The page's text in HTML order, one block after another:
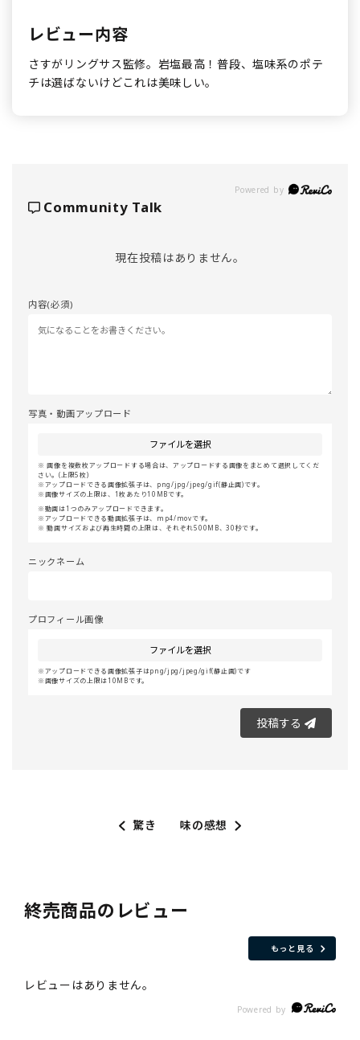
レビュー内容
さすがリングサス監修。岩塩最高！普段、塩味系のポテ
チは選ばないけどこれは美味しい。
Powered by
Community Talk
現在投稿はありません。
内容(必須)
写真・動画アップロード
ファイルを選択
画像を複数枚アップロードする場合は、アップロードする画像をまとめて選択してくだ
さい。(上限5枚)
アップロードできる画像拡張子は、png/jpg/jpeg/gif(静止画)です。
画像サイズの上限は、1枚あたり10MBです。
動画は1つのみアップロードできます。
アップロードできる動画拡張子は、mp4/movです。
動画サイズおよび再生時間の上限は、それぞれ500MB、30秒です。
ニックネーム
プロフィール画像
ファイルを選択
アップロードできる画像拡張子はpng/jpg/jpeg/gif(静止画)です
画像サイズの上限は10MBです。
投稿する
驚き 味の感想
終売商品のレビュー
もっと見る